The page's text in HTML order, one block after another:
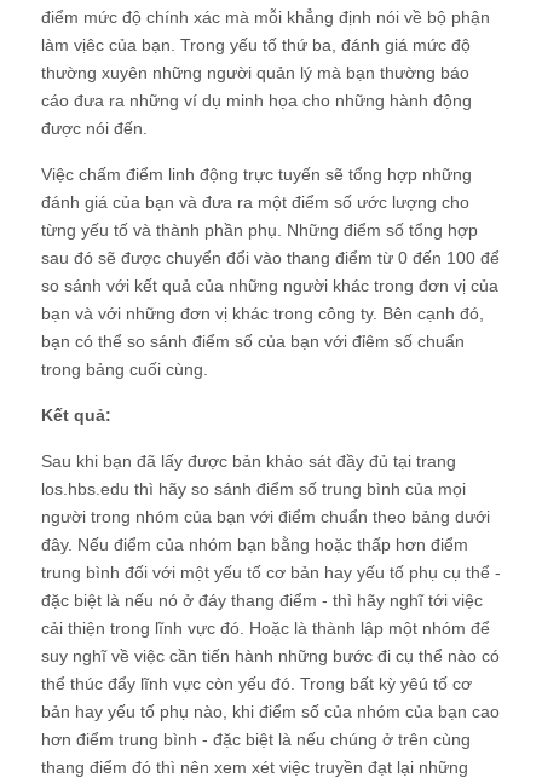
điểm mức độ chính xác mà mỗi khẳng định nói về bộ phận
làm vịêc của bạn. Trong yếu tố thứ ba, đánh giá mức độ
thường xuyên những người quản lý mà bạn thường báo
cáo đưa ra những ví dụ minh họa cho những hành động
được nói đến.
Việc chấm điểm linh động trực tuyến sẽ tổng hợp những
đánh giá của bạn và đưa ra một điểm số ước lượng cho
từng yếu tố và thành phần phụ. Những điểm số tổng hợp
sau đó sẽ được chuyển đổi vào thang điểm từ 0 đến 100 để
so sánh với kết quả của những người khác trong đơn vị của
bạn và với những đơn vị khác trong công ty. Bên cạnh đó,
bạn có thể so sánh điểm số của bạn với đỉêm số chuẩn
trong bảng cuối cùng.
Kết quả:
Sau khi bạn đã lấy được bản khảo sát đầy đủ tại trang
los.hbs.edu thì hãy so sánh điểm số trung bình của mọi
người trong nhóm của bạn với điểm chuẩn theo bảng dưới
đây. Nếu điểm của nhóm bạn bằng hoặc thấp hơn điểm
trung bình đối với một yếu tố cơ bản hay yếu tố phụ cụ thể -
đặc biệt là nếu nó ở đáy thang điểm - thì hãy nghĩ tới việc
cải thiện trong lĩnh vực đó. Hoặc là thành lập một nhóm để
suy nghĩ về việc cần tiến hành những bước đi cụ thể nào có
thể thúc đẩy lĩnh vực còn yếu đó. Trong bất kỳ yêú tố cơ
bản hay yếu tố phụ nào, khi điểm số của nhóm của bạn cao
hơn điểm trung bình - đặc biệt là nếu chúng ở trên cùng
thang điểm đó thì nên xem xét việc truyền đạt lại những